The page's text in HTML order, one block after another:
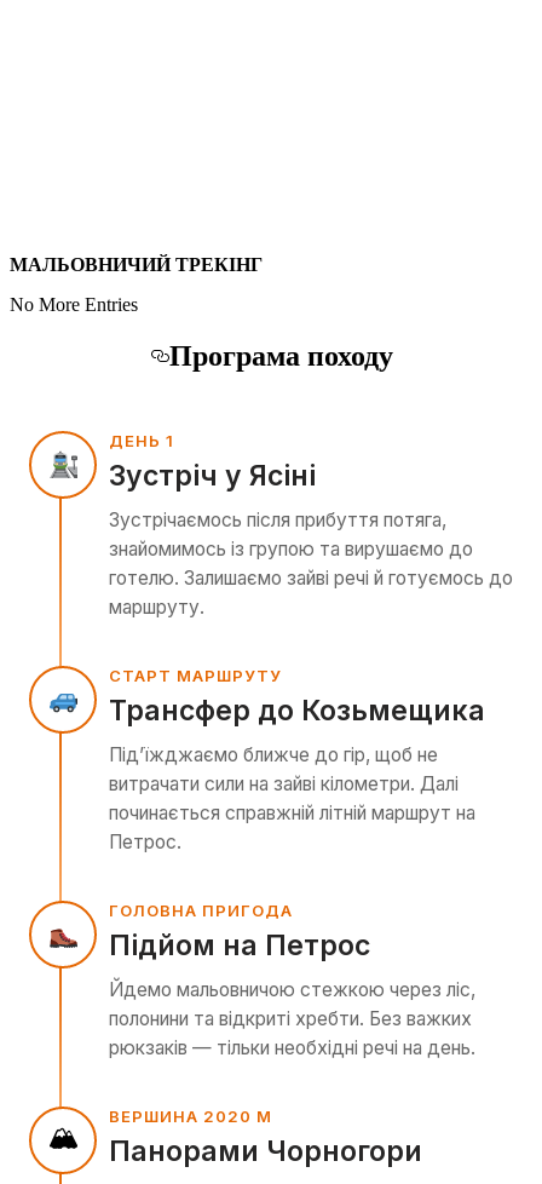
МАЛЬОВНИЧИЙ ТРЕКІНГ
No More Entries
Програма походу
ДЕНЬ 1
Зустріч у Ясіні
Зустрічаємось після прибуття потяга,
знайомимось із групою та вирушаємо до
готелю. Залишаємо зайві речі й готуємось до
маршруту.
СТАРТ МАРШРУТУ
Трансфер до Козьмещика
Під’їжджаємо ближче до гір, щоб не
витрачати сили на зайві кілометри. Далі
починається справжній літній маршрут на
Петрос.
ГОЛОВНА ПРИГОДА
Підйом на Петрос
Йдемо мальовничою стежкою через ліс,
полонини та відкриті хребти. Без важких
рюкзаків — тільки необхідні речі на день.
🏔
ВЕРШИНА 2020 М
Панорами Чорногори